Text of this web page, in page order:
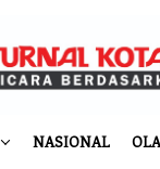
NASIONAL